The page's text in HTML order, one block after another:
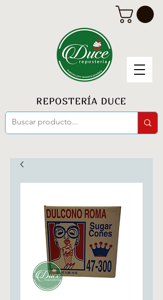
REPOSTERÍA DUCE